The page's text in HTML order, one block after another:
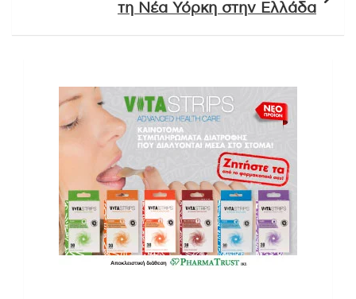
τη Νέα Υόρκη στην Ελλάδα